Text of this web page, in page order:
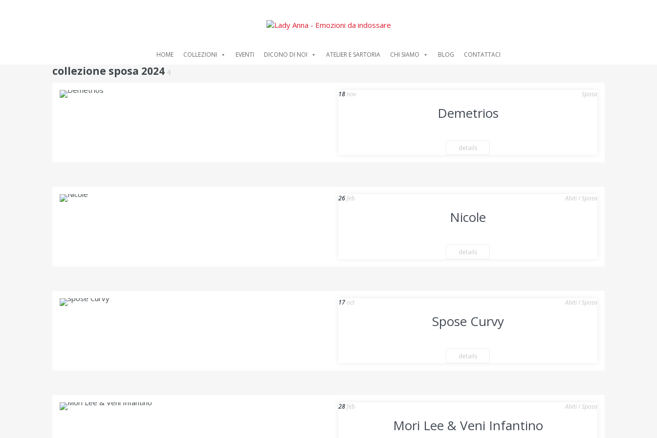
HOME COLLEZIONI EVENTI DICONO DI NOI ATELIER E SARTORIA CHI SIAMO BLOG CONTATTACI
collezione sposa 2024 4
18nov Sposa
Demetrios
details
26feb Abiti/Sposa
Nicole
details
17 oct Abiti/Sposa
Spose Curvy
details
28feb Abiti/Sposa
Mori Lee & Veni Infantino